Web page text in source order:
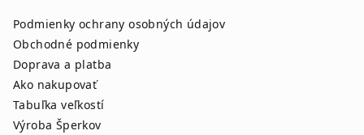
Podmienky ochrany osobných údajov
Obchodné podmienky
Doprava a platba
Ako nakupovať
Tabuľka veľkostí
Výroba Šperkov